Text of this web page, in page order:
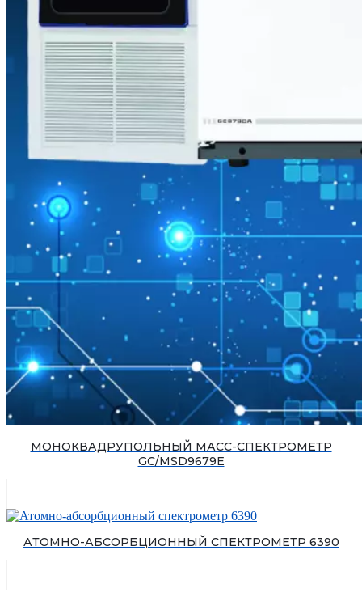
МОНОКВАДРУПОЛЬНЫЙ МАСС-СПЕКТРОМЕТР
GC/MSD9679E
АТОМНО-АБСОРБЦИОННЫЙ СПЕКТРОМЕТР 6390